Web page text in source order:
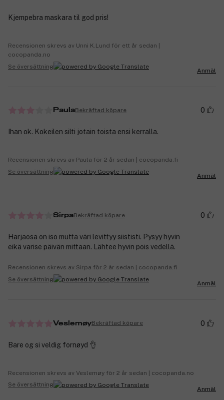
Kjempebra maskara til god pris!
Recensionen skrevs av Unni K.Lund för ett år sedan |
cocopanda.no
Se översättning
Anmäl
PaulaBekräftad köpare 0
Ihan ok. Kokeilen silti jotain toista ensi kerralla.
Recensionen skrevs av Paula för 2 år sedan | cocopanda.fi
Se översättning
Anmäl
SirpaBekräftad köpare 0
Harjaosa on iso mutta väri levittyy siististi. Pysyy hyvin
eikä varise päivän mittaan. Lähtee hyvin pois vedellä.
Recensionen skrevs av Sirpa för 2 år sedan | cocopanda.fi
Se översättning
Anmäl
VeslemøyBekräftad köpare 0
Bare og si veldig fornøyd 👌
Recensionen skrevs av Veslemøy för 2 år sedan | cocopanda.no
Se översättning
Anmäl